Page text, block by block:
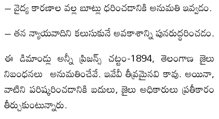
– వైద్య కారణాల వల్ల బూట్లు ధరించడానికి అనుమతి ఇవ్వడం.
– తన న్యాయవాదిని కలుసుకునే అవకాశాన్ని పునరుద్ధరించడం.
ఈ డిమాండ్లు అన్నీ ప్రిజన్స్ చట్టం-1894, తెలంగాణ జైలు
నిబంధనలు అనుమతించేవే. ఇవేవీ తీవ్రమైనవి కావు. అయినా,
వాటిని పరిష్కరించడానికి బదులు, జైలు అధికారులు ప్రతీకారం
తీర్చుకుంటున్నారు.